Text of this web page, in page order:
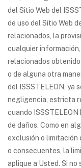
del Sitio Web del
de uso del Sitio Web
relacionados, la
cualquier
relacionados
o de alguna otra
del ISSSTELEON, ya
negligencia, estricta
cuando
de daños. Como en
exclusión o limitación
o consecuentes, la
aplique a Usted. Si